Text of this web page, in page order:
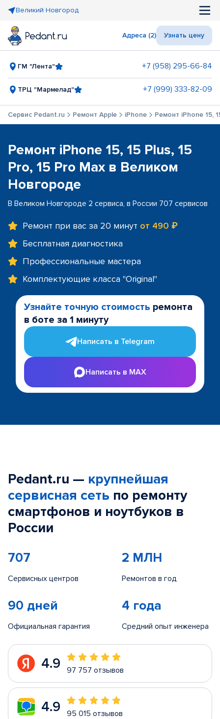
Великий Новгород
Адреса (2) Узнать цену
ГМ "Лента" +7 (958) 295-66-84
ТРЦ "Мармелад" +7 (999) 333-82-09
Сервис Pedant.ru Ремонт Apple iPhone Ремонт iPhone 15,
Ремонт iPhone 15, 15 Plus, 15
Pro, 15 Pro Max в Великом
Новгороде
В Великом Новгороде 2 сервиса, в России 707 сервисов
Ремонт при вас за 20 минут от 490 ₽
Бесплатная диагностика
Профессиональные мастера
Комплектующие класса "Original"
Узнайте точную стоимость ремонта
в боте за 1 минуту
Написать в Telegram
Написать в MAX
Pedant.ru — крупнейшая
сервисная сеть по ремонту
смартфонов и ноутбуков в
России
707
Сервисных центров
2 МЛН
Ремонтов в год
90 дней
Официальная гарантия
4 года
Средний опыт инженера
4.9 97 757 отзывов
4.9 95 015 отзывов